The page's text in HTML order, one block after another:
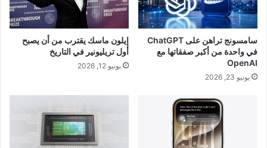
سامسونج تراهن على ChatGPT
في واحدة من أكبر صفقاتها مع
OpenAI
يونيو 23, 2026
إيلون ماسك يقترب من أن يصبح
أول تريليونير في التاريخ
يونيو 12, 2026